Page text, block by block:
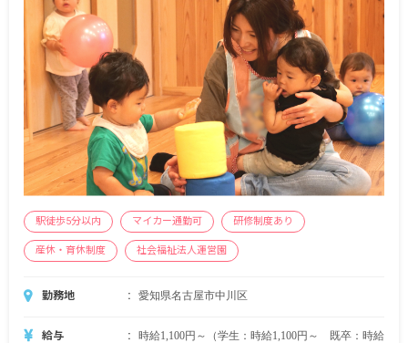
駅徒歩5分以内 マイカー通勤可 研修制度あり
産休・育休制度 社会福祉法人運営園
勤務地 愛知県名古屋市中川区
給与
時給1,100円～（学生：時給1,100円～ 既卒：時給